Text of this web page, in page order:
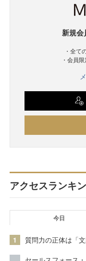
新規会
・全て
・会員
アクセスランキ
今日
1 質問力の正体は「